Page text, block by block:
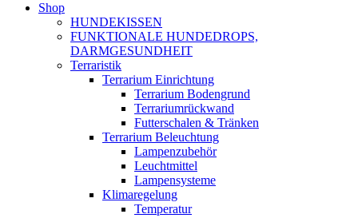
Shop
HUNDEKISSEN
FUNKTIONALE HUNDEDROPS,
DARMGESUNDHEIT
Terraristik
Terrarium Einrichtung
Terrarium Bodengrund
Terrariumrückwand
Futterschalen & Tränken
Terrarium Beleuchtung
Lampenzubehör
Leuchtmittel
Lampensysteme
Klimaregelung
Temperatur